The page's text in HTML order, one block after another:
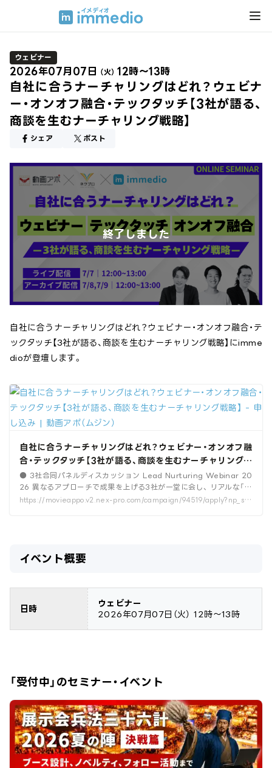
ウェビナー
2026年07月07日 （火） 12時～13時
自社に合うナーチャリングはどれ？ウェビナ
ー・オンオフ融合・テックタッチ【3社が語る、
商談を生むナーチャリング戦略】
シェア ポスト
終了しました
自社に合うナーチャリングはどれ？ウェビナー・オンオフ融合・テ
ックタッチ【3社が語る、商談を生むナーチャリング戦略】にimme
dioが登壇します。
自社に合うナーチャリングはどれ？ウェビナー・オンオフ融
合・テックタッチ【3社が語る、商談を生むナーチャリング戦
略】 - 申し込み | 動画アポ（ムジン）
● 3社合同パネルディスカッション Lead Nurturing Webinar 20
26 異なるアプローチで成果を上げる3社が一堂に会し、 リアルな「勝
ちパターン」をパネルディス
https://movieappo.v2.nex-pro.com/campaign/94519/apply?np_so
イベント概要
日時
ウェビナー
2026年07月07日 （火） 12時～13時
「受付中」のセミナー・イベント